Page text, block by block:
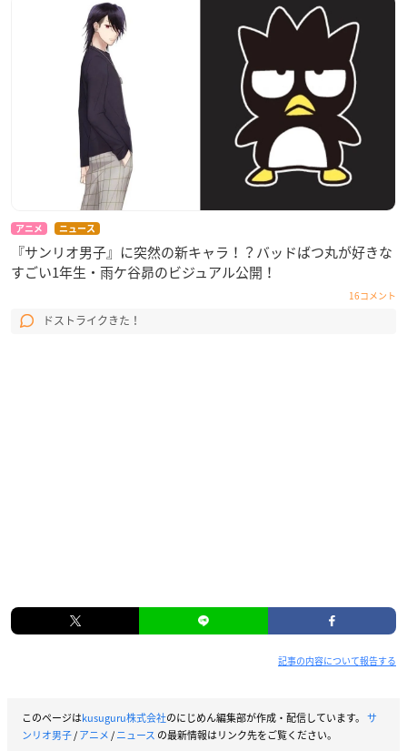
アニメ ニュース
『サンリオ男子』に突然の新キャラ！？バッドばつ丸が好きな
すごい1年生・雨ケ谷昴のビジュアル公開！
16コメント
ドストライクきた！
記事の内容について報告する
このページはkusuguru株式会社のにじめん編集部が作成・配信しています。 サ
ンリオ男子/アニメ/ニュース の最新情報はリンク先をご覧ください。